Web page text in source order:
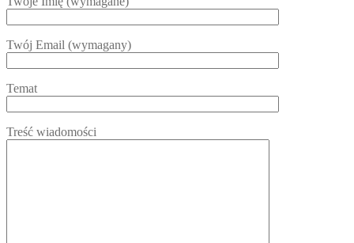
Twój Email (wymagany)
Temat
Treść wiadomości